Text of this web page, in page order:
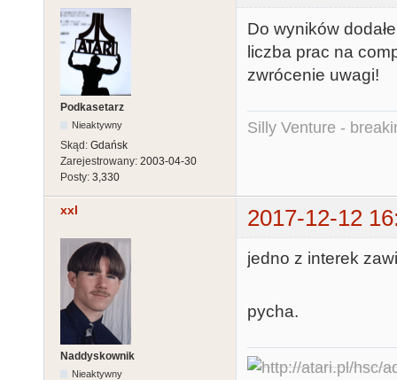
Podkasetarz
Nieaktywny
Skąd: Gdańsk
Zarejestrowany: 2003-04-30
Posty: 3,330
Do wyników
liczba prac na
zwrócenie uwagi!
Silly Venture -
xxl 2017-12-12
Naddyskownik
Nieaktywny
jedno z interek
pycha.